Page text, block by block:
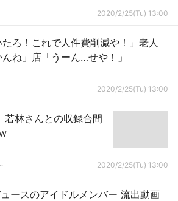
2020/2/25(Tu) 13:00
ろ！これで人件費削減や！」老人
んね」店「うーん…せや！」
2020/2/25(Tu) 13:00
若林さんとの収録合間
2020/2/25(Tu) 13:00
ュースのアイドルメンバー 流出動画